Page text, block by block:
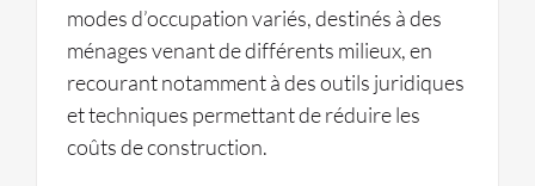
modes d’occupation variés, destinés à des
ménages venant de différents milieux, en
recourant notamment à des outils juridiques
et techniques permettant de réduire les
coûts de construction.